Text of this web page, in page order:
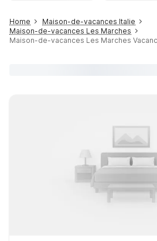
Home
Maison-de-vacances Italie
Maison-de-vacances Les Marches
Maison-de-vacances Les Marches